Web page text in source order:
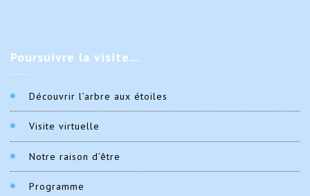
Poursuivre la visite…
Découvrir l’arbre aux étoiles
Visite virtuelle
Notre raison d’être
Programme